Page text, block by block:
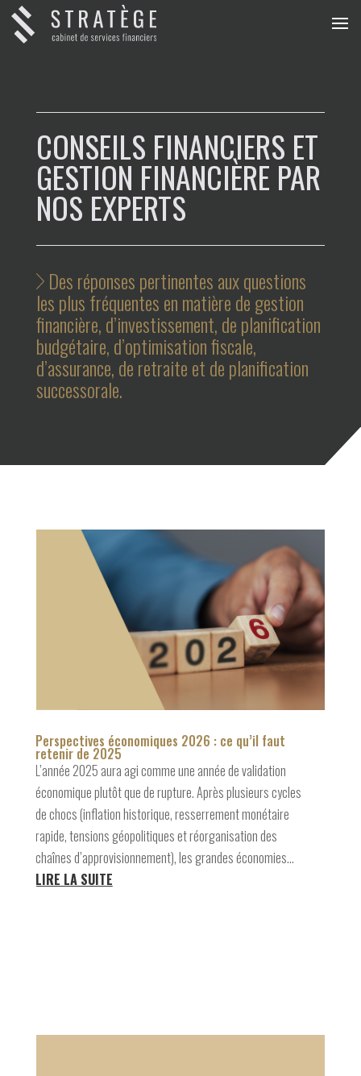
CONSEILS FINANCIERS ET
GESTION FINANCIÈRE PAR
NOS EXPERTS
Des réponses pertinentes aux questions
les plus fréquentes en matière de gestion
financière, d’investissement, de planification
budgétaire, d’optimisation fiscale,
d’assurance, de retraite et de planification
successorale.
Perspectives économiques 2026 : ce qu’il faut
retenir de 2025
L’année 2025 aura agi comme une année de validation
économique plutôt que de rupture. Après plusieurs cycles
de chocs (inflation historique, resserrement monétaire
rapide, tensions géopolitiques et réorganisation des
chaînes d’approvisionnement), les grandes économies...
LIRE LA SUITE